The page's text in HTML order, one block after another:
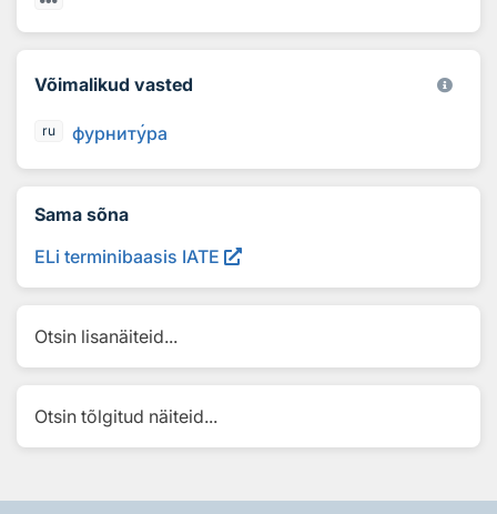
Võimalikud vasted
ru фурнитура
Sama sõna
ELi terminibaasis IATE
Otsin lisanäiteid...
Otsin tõlgitud näiteid...